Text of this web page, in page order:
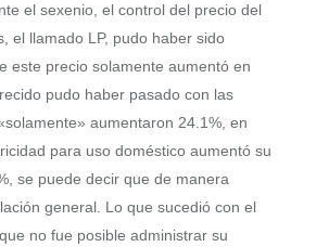
el sexenio, el control del precio del
el llamado LP, pudo haber sido
este precio solamente aumentó en
pudo haber pasado con las
aumentaron 24.1%, en
para uso doméstico aumentó su
se puede decir que de manera
general. Lo que sucedió con el
no fue posible administrar su